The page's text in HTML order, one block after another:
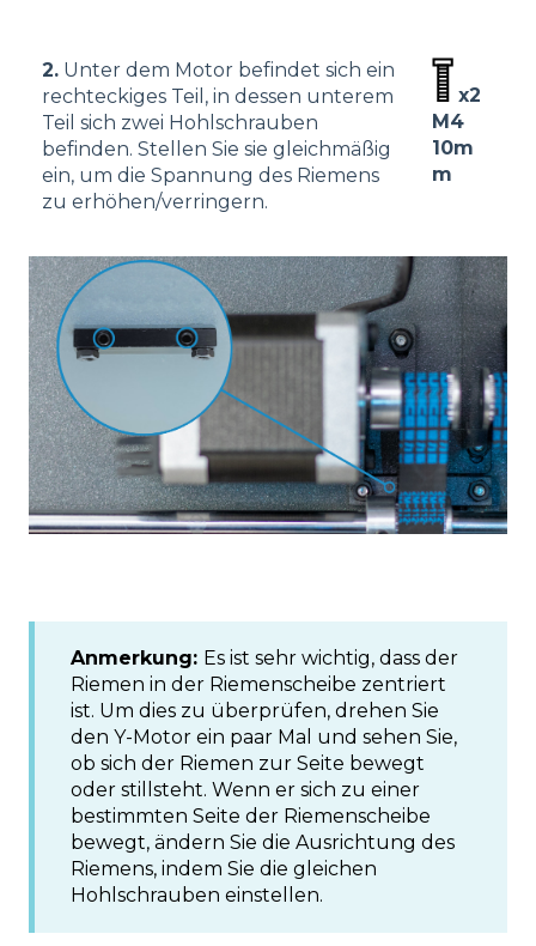
2. Unter dem Motor befindet sich ein
rechteckiges Teil, in dessen unterem
Teil sich zwei Hohlschrauben
befinden. Stellen Sie sie gleichmäßig
ein, um die Spannung des Riemens
zu erhöhen/verringern.
x2
M4
10m
m
Anmerkung: Es ist sehr wichtig, dass der
Riemen in der Riemenscheibe zentriert
ist. Um dies zu überprüfen, drehen Sie
den Y-Motor ein paar Mal und sehen Sie,
ob sich der Riemen zur Seite bewegt
oder stillsteht. Wenn er sich zu einer
bestimmten Seite der Riemenscheibe
bewegt, ändern Sie die Ausrichtung des
Riemens, indem Sie die gleichen
Hohlschrauben einstellen.